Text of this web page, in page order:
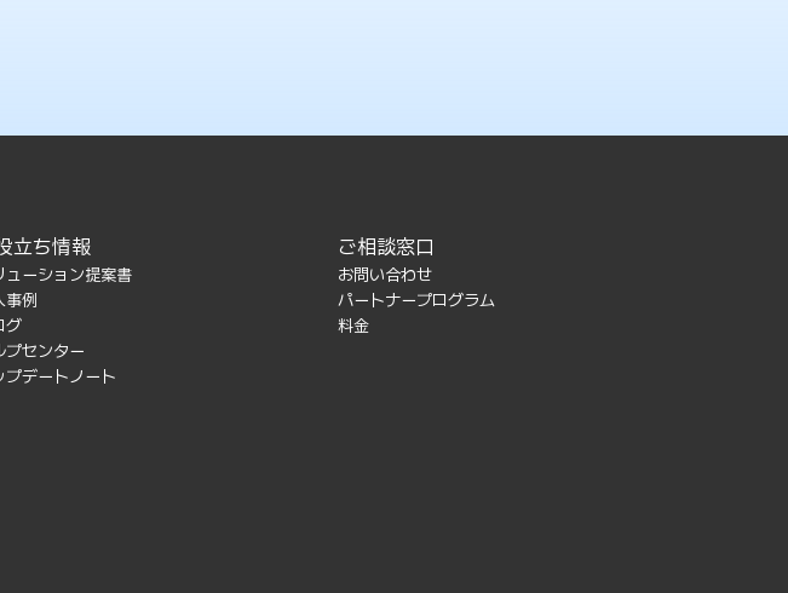
立ち情報
ューション提案書
事例
グ
プセンター
プデートノート
ご相談窓口
お問い合わせ
パートナープログラム
料金